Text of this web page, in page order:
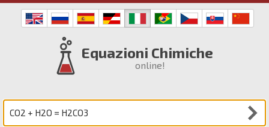
Equazioni Chimiche
online!